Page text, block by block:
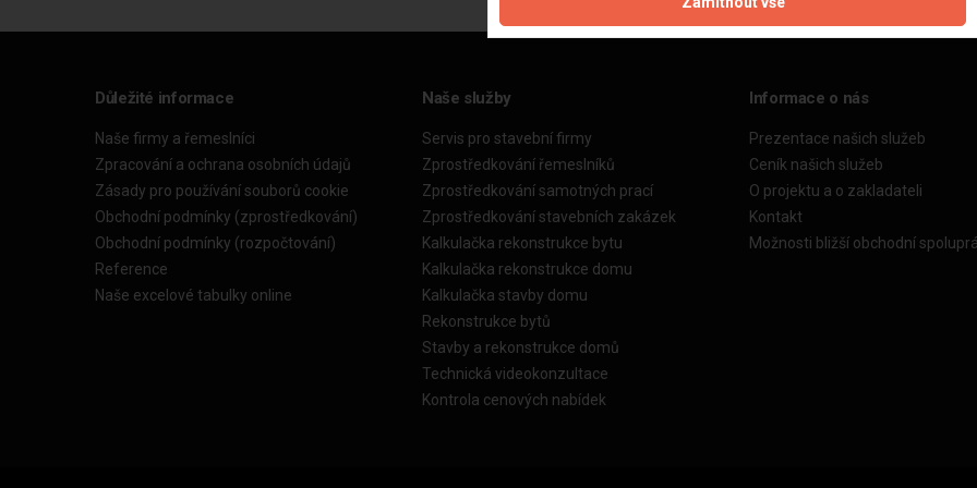
Důležité informace
Naše firmy a řemeslníci
Zpracování a ochrana osobních údajů
Zásady pro používání souborů cookie
Obchodní podmínky (zprostředkování)
Obchodní podmínky (rozpočtování)
Reference
Naše excelové tabulky online
Naše služby
Servis pro stavební firmy
Zprostředkování řemeslníků
Zprostředkování samotných prací
Zprostředkování stavebních zakázek
Kalkulačka rekonstrukce bytu
Kalkulačka rekonstrukce domu
Kalkulačka stavby domu
Rekonstrukce bytů
Stavby a rekonstrukce domů
Technická videokonzultace
Kontrola cenových nabídek
Informace o nás
Prezentace našich služeb
Ceník našich služeb
O projektu a o zakladateli
Kontakt
Možnosti bližší obchodní